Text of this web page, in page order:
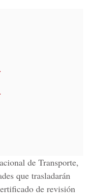
de Transporte,
que trasladarán
de revisión